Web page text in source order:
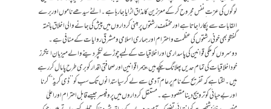
لوگوں کی عزت ِ نفس مجروح کرکے معززین کا مذاق اڑا یا جا رہا ہے۔ الٹے سیدھے ناموں اور برے
القابات سے پکارا جاتا ہے اور مختلف رشتوں پر مبنی کرداروں میں پیش کی جانے والی اخلاق باختہ
گفتگو بھی خونی رشتوں کی عظمت و احترام اور ہماری اسلامی و مشرقی روایات کے منافی ہے۔
دوسروں کو ملکی قوانین کی پاسداری اور اخلاقیات کے لمبے چوڑے لیکچر دینے والے میزبان اینکرز
خود اخلاقیات کی تمام حدیں پھلانگ چکے ہیں، پیمرا قوانین اور صحافتی اقدار کو بری طرح پامال کر رہے
ہیں۔ لگتا ہے کہ تفریح کے نام پر عام آدمی سے لے کر سیاستدانوں تک سب کو ’’ڈی گریڈ‘‘ کرنا
اور بےحیائی کو ترویج دینا مقصود ہے۔ مستقل کرداروں میں پروفیسر جیسے قابل احترام اور اعلیٰ